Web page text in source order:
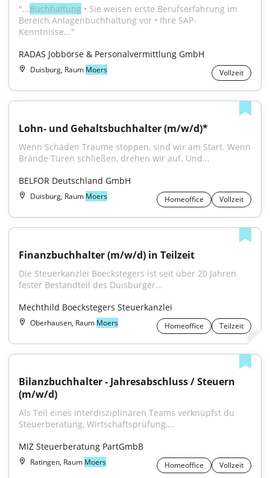
"...Buchhaltung • Sie weisen erste Berufserfahrung im
Bereich Anlagenbuchhaltung vor • Ihre SAP-
Kenntnisse..."
RADAS Jobbörse & Personalvermittlung GmbH
Duisburg, Raum Moers Vollzeit
Lohn- und Gehaltsbuchhalter (m/w/d)*
Wenn Schäden Träume stoppen, sind wir am Start. Wenn
Brände Türen schließen, drehen wir auf. Und...
BELFOR Deutschland GmbH
Duisburg, Raum Moers Homeoffice Vollzeit
Finanzbuchhalter (m/w/d) in Teilzeit
Die Steuerkanzlei Boeckstegers ist seit über 20 Jahren
fester Bestandteil des Duisburger...
Mechthild Boeckstegers Steuerkanzlei
Oberhausen, Raum Moers Homeoffice Teilzeit
Bilanzbuchhalter - Jahresabschluss / Steuern
(m/w/d)
Als Teil eines interdisziplinären Teams verknüpfst du
Steuerberatung, Wirtschaftsprüfung,...
MIZ Steuerberatung PartGmbB
Ratingen, Raum Moers Homeoffice Vollzeit